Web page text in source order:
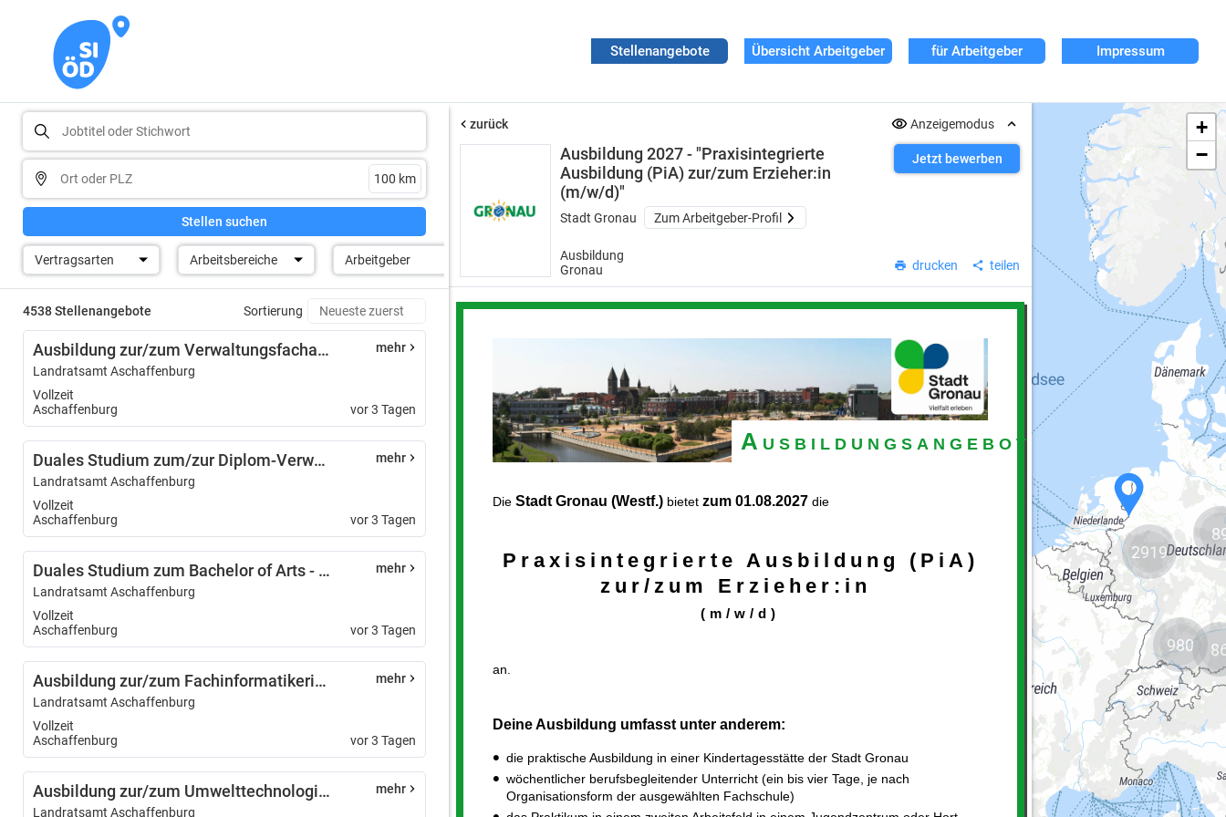
Stellenangebote Übersicht Arbeitgeber für Arbeitgeber Impressum
Stellen suchen
Vertragsarten Arbeitsbereiche Arbeitgeber
4538 Stellenangebote Sortierung
Ausbildung zur/zum Verwaltungsfachangestellten (m/w/d) in der Kommunalverwaltung
Landratsamt Aschaffenburg
Vollzeit
Aschaffenburg
mehr
vor 3 Tagen
Duales Studium zum/zur Diplom-Verwaltungswirtin/ Diplom-Verwaltungswirt (FH) (m/w/d)
Landratsamt Aschaffenburg
Vollzeit
Aschaffenburg
mehr
vor 3 Tagen
Duales Studium zum Bachelor of Arts - Soziale Arbeit (m/w/d)
Landratsamt Aschaffenburg
Vollzeit
Aschaffenburg
mehr
vor 3 Tagen
Ausbildung zur/zum Fachinformatikerin/Fachinformatiker (m/w/d) für Systemintegration
Landratsamt Aschaffenburg
Vollzeit
Aschaffenburg
mehr
vor 3 Tagen
Ausbildung zur/zum Umwelttechnologin/ Umwelttechnologen (m/w/d)
Landratsamt Aschaffenburg
mehr
zurück Anzeigemodus
Ausbildung 2027 - "Praxisintegrierte
Ausbildung (PiA) zur/zum Erzieher:in
(m/w/d)"
Stadt Gronau Zum Arbeitgeber-Profil
Ausbildung
Gronau
Jetzt bewerben
drucken teilen
2919
980
+
−